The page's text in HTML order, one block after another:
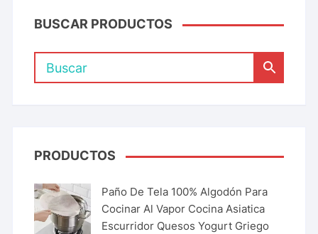
BUSCAR PRODUCTOS
PRODUCTOS
Paño De Tela 100% Algodón Para
Cocinar Al Vapor Cocina Asiatica
Escurridor Quesos Yogurt Griego